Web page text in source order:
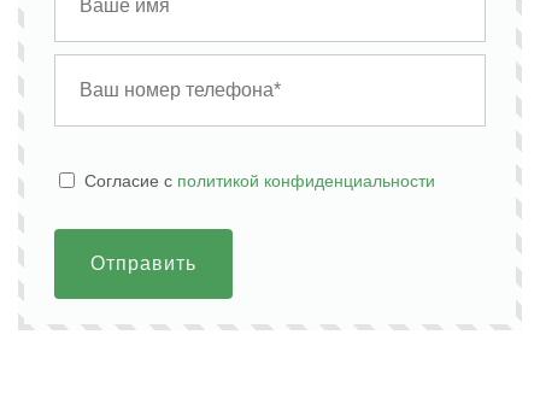
Cогласие с политикой конфиденциальности
Отправить